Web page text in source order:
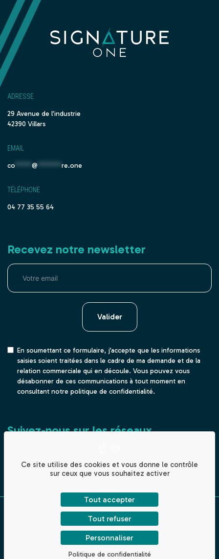
ADRESSE
29 Avenue de l’industrie
42390 Villars
EMAIL
co***** @ ******* re.one
TÉLÉPHONE
04 77 35 55 64
Recevez notre newsletter
Valider
En soumettant ce formulaire, j’accepte que les informations
saisies soient traitées dans le cadre de ma demande et de la
relation commerciale qui en découle. Vous pouvez vous
désabonner de ces communications à tout moment en
consultant notre politique de confidentialité.
Suivez-nous sur les réseaux
Ce site utilise des cookies et vous donne le contrôle
sur ceux que vous souhaitez activer
Tout accepter
Tout refuser
Personnaliser
Politique de confidentialité